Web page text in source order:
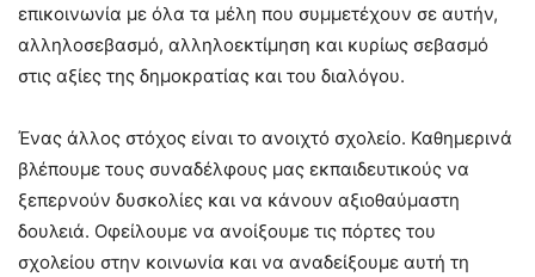
επικοινωνία με όλα τα μέλη που συμμετέχουν σε αυτήν,
αλληλοσεβασμό, αλληλοεκτίμηση και κυρίως σεβασμό
στις αξίες της δημοκρατίας και του διαλόγου.
Ένας άλλος στόχος είναι το ανοιχτό σχολείο. Καθημερινά
βλέπουμε τους συναδέλφους μας εκπαιδευτικούς να
ξεπερνούν δυσκολίες και να κάνουν αξιοθαύμαστη
δουλειά. Οφείλουμε να ανοίξουμε τις πόρτες του
σχολείου στην κοινωνία και να αναδείξουμε αυτή τη